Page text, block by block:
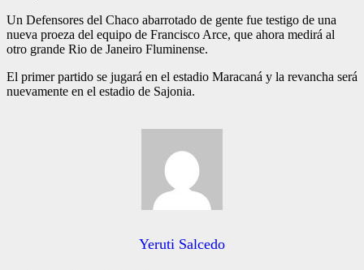
Un Defensores del Chaco abarrotado de gente fue testigo de una
nueva proeza del equipo de Francisco Arce, que ahora medirá al
otro grande Rio de Janeiro Fluminense.
El primer partido se jugará en el estadio Maracaná y la revancha será
nuevamente en el estadio de Sajonia.
Yeruti Salcedo